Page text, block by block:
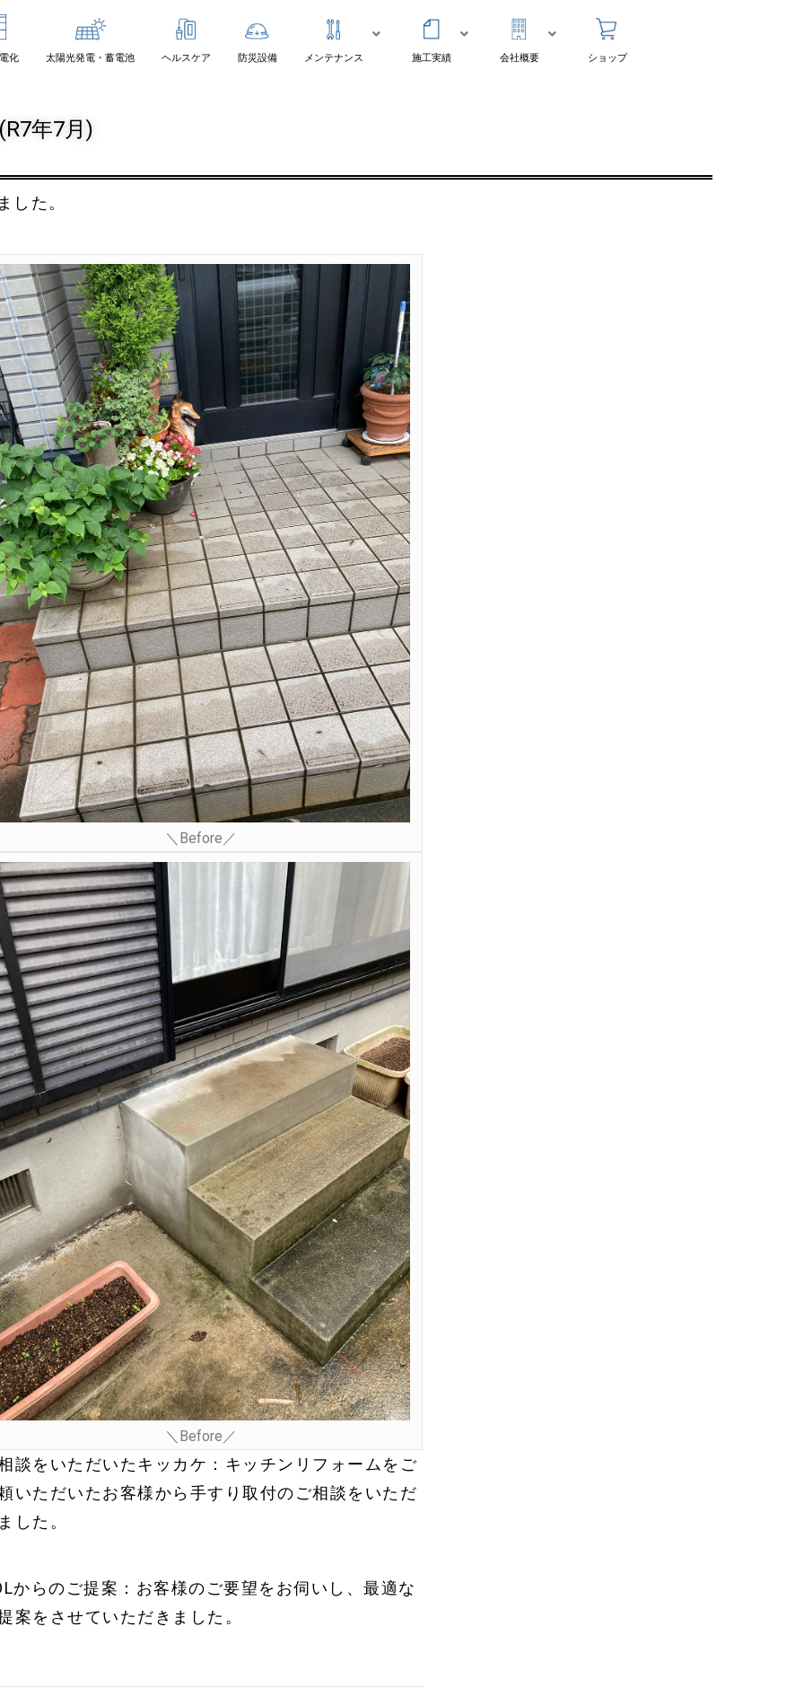
化 太陽光発電・蓄電池 ヘルスケア 防災設備 メンテナンス 施工実績 会社概要 ショップ
年7月)
した。
＼Before／
＼Before／
談をいただいたキッカケ：キッチンリフォームをご
いただいたお客様から手すり取付のご相談をいただ
した。
からのご提案：お客様のご要望をお伺いし、最適な
案をさせていただきました。